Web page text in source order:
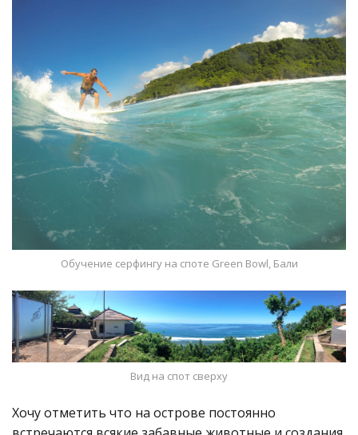
Обучение серфингу на споте Green Bowl, Бали
Вид на спот сверху
Хочу отметить что на острове постоянно